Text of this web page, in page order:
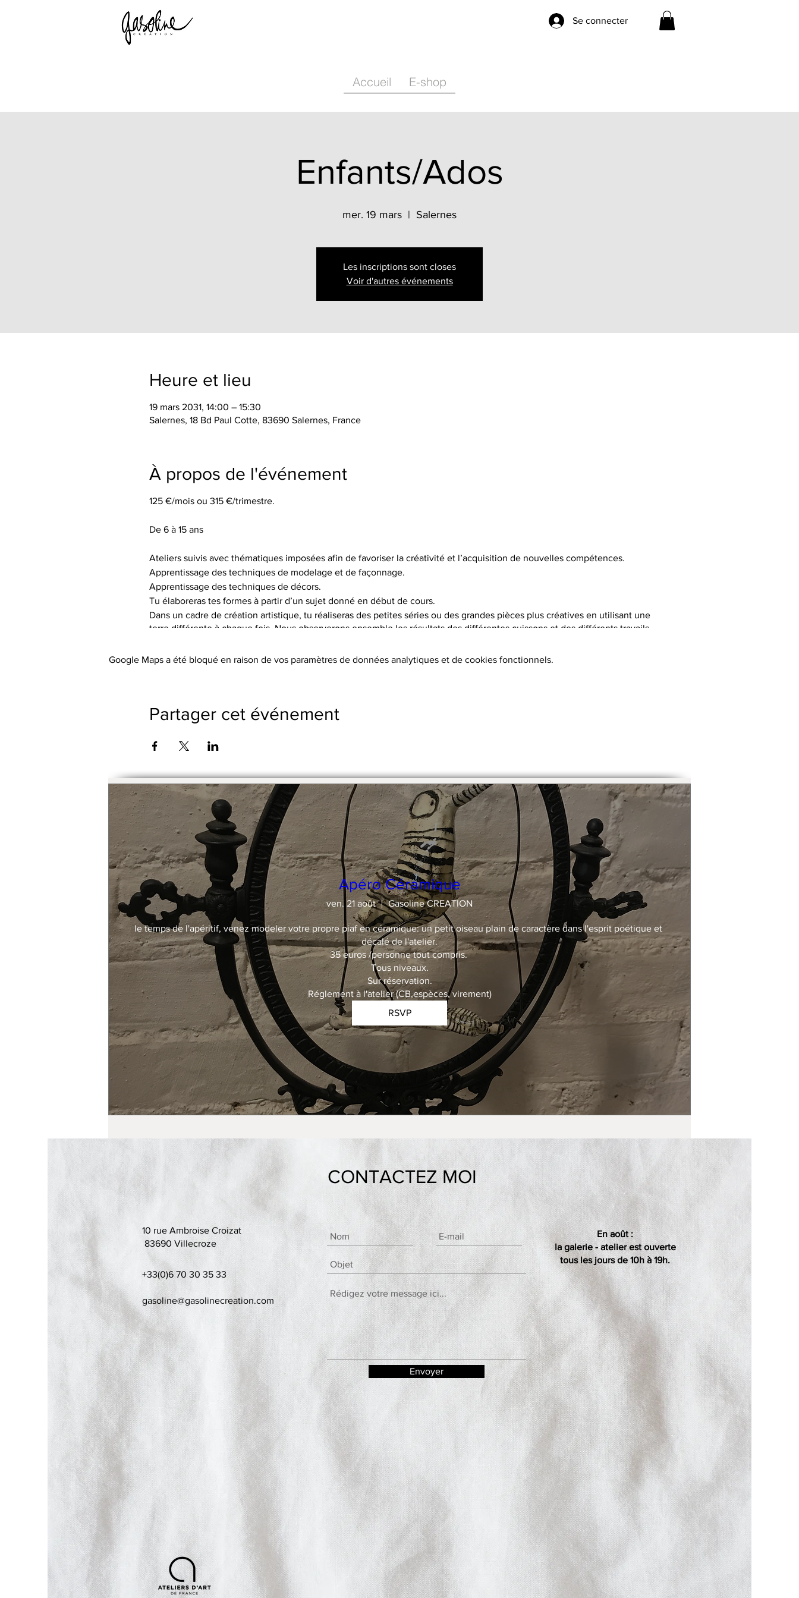
Se connecter
Accueil E-shop
Enfants/Ados
mer. 19 mars
  |
Salernes
Les inscriptions sont closes
Voir d'autres événements
Heure et lieu
19 mars 2031, 14:00 – 15:30
Salernes, 18 Bd Paul Cotte, 83690 Salernes, France
À propos de l'événement
125 €/mois ou 315 €/trimestre.
De 6 à 15 ans
Ateliers suivis avec thématiques imposées afin de favoriser la créativité et l’acquisition de nouvelles compétences.
Apprentissage des techniques de modelage et de façonnage.
Apprentissage des techniques de décors.
Tu élaboreras tes formes à partir d’un sujet donné en début de cours.
Dans un cadre de création artistique, tu réaliseras des petites séries ou des grandes pièces plus créatives en utilisant une
terre différente à chaque fois. Nous observerons ensemble les résultats des différentes cuissons et des différents travails
Tu auras à ta disposition le choix de 5 terres différentes, et pas moins de 15 engobes.
Pas de cotisation ou de frais supplémentaires
Google Maps a été bloqué en raison de vos paramètres de données analytiques et de cookies fonctionnels.
Partager cet événement
Apéro Céramique
ven. 21 août Gasoline CREATION
le temps de l'apéritif, venez modeler votre propre piaf en céramique: un petit oiseau plain de caractère dans l'esprit poétique et
décalé de l'atelier.
35 euros /personne tout compris.
Tous niveaux.
Sur réservation.
Réglement à l'atelier (CB,espèces, virement)
RSVP
CONTACTEZ MOI
10 rue Ambroise Croizat
83690 Villecroze
+33(0)6 70 30 35 33
gasoline@gasolinecreation.com
Envoyer
En août :
la galerie - atelier est ouverte
tous les jours de 10h à 19h.